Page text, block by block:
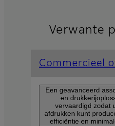
Verwante
Commercieel
Een geavanceerd
en
vervaardigd zodat
afdrukken kunt
efficiëntie en